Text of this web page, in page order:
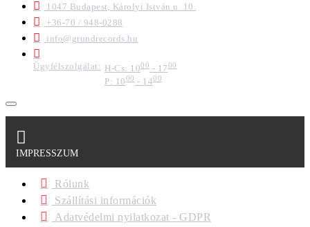
1047 Budapest, Károlyi István u. 10.
+36-70 / 948-0288
info@grundrecords.hu
Ügyfélszolgálat: H-Cs: 1000 - 1700
P: 1000- 1400
IMPRESSZUM
Rólunk
Szállítási információk
Adatvédelmi nyilatkozat - GDPR